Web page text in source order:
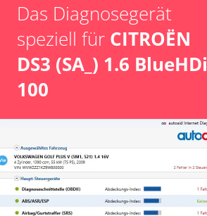
Das Diagnosegerät
speziell für CITROËN
DS3 (SA_) 1.6 BlueHDi
100